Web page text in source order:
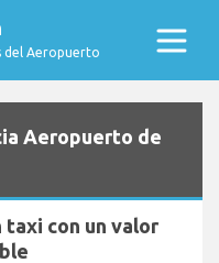
del Aeropuerto
Aeropuerto de
taxi con un valor